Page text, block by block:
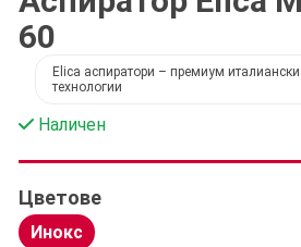
60
Elica аспиратори – премиум
технологии
Наличен
Цветове
Инокс